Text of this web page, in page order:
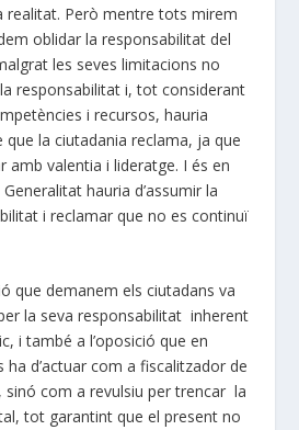
realitat. Però mentre tots mirem
oblidar la responsabilitat del
les seves limitacions no
responsabilitat i, tot considerant
i recursos, hauria
que la ciutadania reclama, ja que
amb valentia i lideratge. I és en
hauria d’assumir la
i reclamar que no es continuï
que demanem els ciutadans va
la seva responsabilitat inherent
i també a l’oposició que en
d’actuar com a fiscalitzador de
sinó com a revulsiu per trencar la
tot garantint que el present no